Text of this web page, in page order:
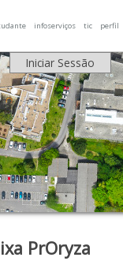
infoserviços tic perfil
Iniciar Sessão
PrOryza